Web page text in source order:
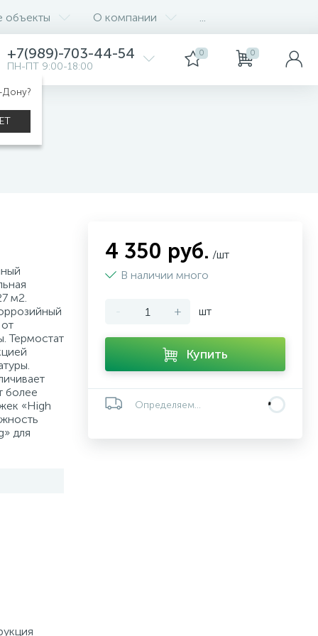
объекты О компании
Дону?
+7(989)-703-44-54
ПН-ПТ 9:00-18:00
0 0
м2.
Термостат
более
«High
для
4 350 руб. /шт
В наличии много
- + шт
Купить
Определяем...